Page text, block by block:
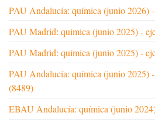
PAU Andalucía: química (junio 2026)
PAU Madrid: química (junio 2025) -
PAU Madrid: química (junio 2025) -
PAU Andalucía: química (junio 2025)
(8489)
EBAU Andalucía: química (junio